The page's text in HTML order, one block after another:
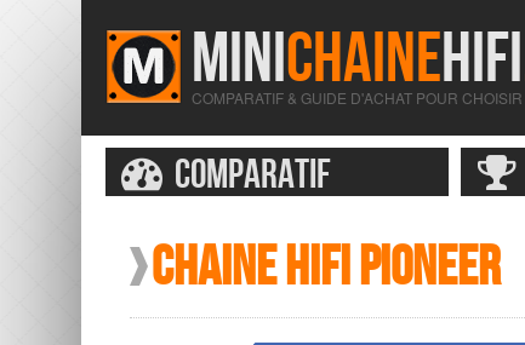
MINICHAINEHIFI
COMPARATIF & GUIDE D'ACHAT POUR
MENU
CONTENU PRINCIPAL
COMPARATIF
Chaine Hifi Pioneer